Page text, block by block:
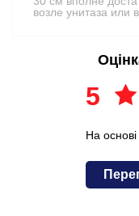
возле унитаза или
5
На основі